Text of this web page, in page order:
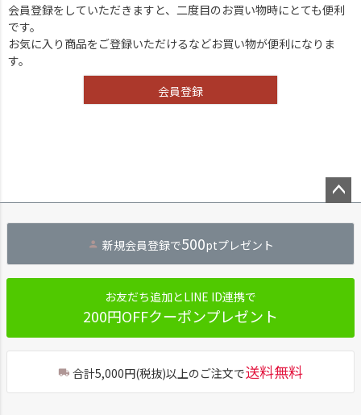
会員登録をしていただきますと、二度目のお買い物時にとても便利
です。
お気に入り商品をご登録いただけるなどお買い物が便利になりま
す。
会員登録
へ
新規会員登録で500ptプレゼント
お友だち追加とLINE ID連携で
200円OFFクーポンプレゼント
合計5,000円(税抜)以上のご注文で送料無料